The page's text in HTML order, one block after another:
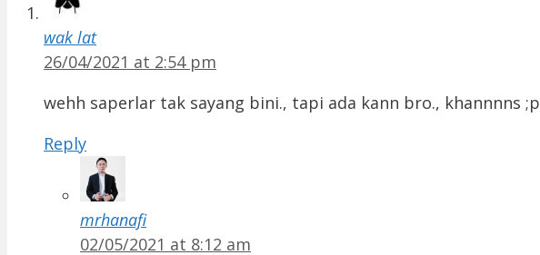
wak lat
26/04/2021 at 2:54 pm
wehh saperlar tak sayang bini., tapi ada kann bro., khannnns ;p
Reply
mrhanafi
02/05/2021 at 8:12 am